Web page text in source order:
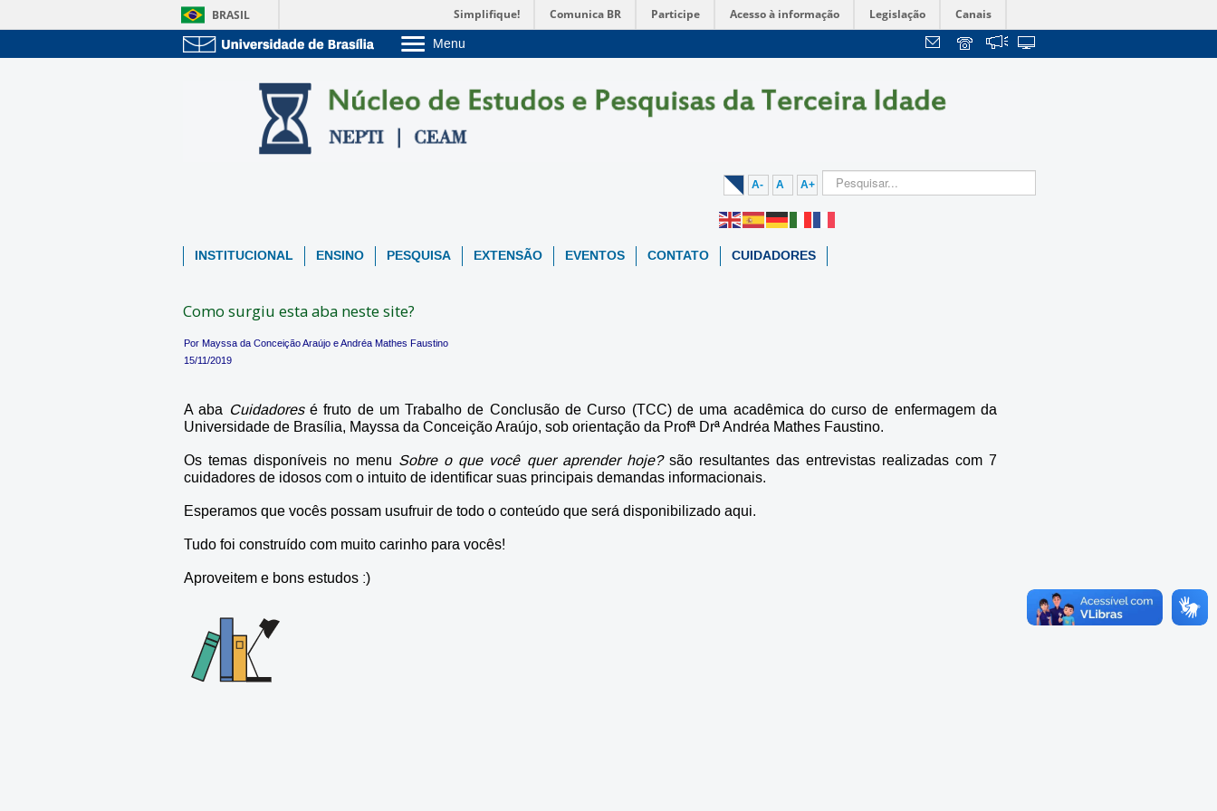
BRASIL Simplifique! Comunica BR Participe Acesso à informação Legislação Canais
Menu
Unidades acadêmicas
Estude na UnB
Pós-Graduação
A- A A+
INSTITUCIONAL ENSINO PESQUISA EXTENSÃO EVENTOS CONTATO CUIDADORES
Como surgiu esta aba neste site?
Por Mayssa da Conceição Araújo e Andréa Mathes Faustino
15/11/2019
A aba Cuidadoresé fruto de um Trabalho de Conclusão de Curso (TCC) de uma acadêmica do curso de enfermagem da
Universidade de Brasília, Mayssa da Conceição Araújo, sob orientação da Profª Drª Andréa Mathes Faustino.
Os temas disponíveis no menu Sobre o que você quer aprender hoje?são resultantes das entrevistas realizadas com 7
cuidadores de idosos com o intuito de identificar suas principais demandas informacionais.
Esperamos que vocês possam usufruir de todo o conteúdo que será disponibilizado aqui.
Tudo foi construído com muito carinho para vocês!
Aproveitem e bons estudos :)